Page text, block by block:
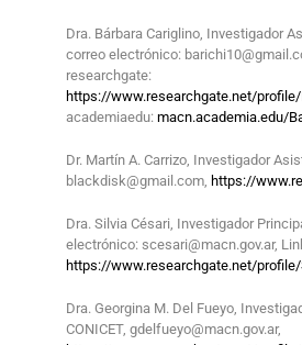
Dra. Bárbara Cariglino, Investigador
correo electrónico:
researchgate:
https://www.researchgate.net/profile/
academiaedu: macn.academia.edu/
Dr. Martín A. Carrizo, Investigador
blackdisk@gmail.com, https://
Dra. Silvia Césari, Investigador
electrónico: scesari@macn.gov.ar,
https://www.researchgate.net/profile/
Dra. Georgina M. Del Fueyo,
CONICET, gdelfueyo@macn.gov.ar,